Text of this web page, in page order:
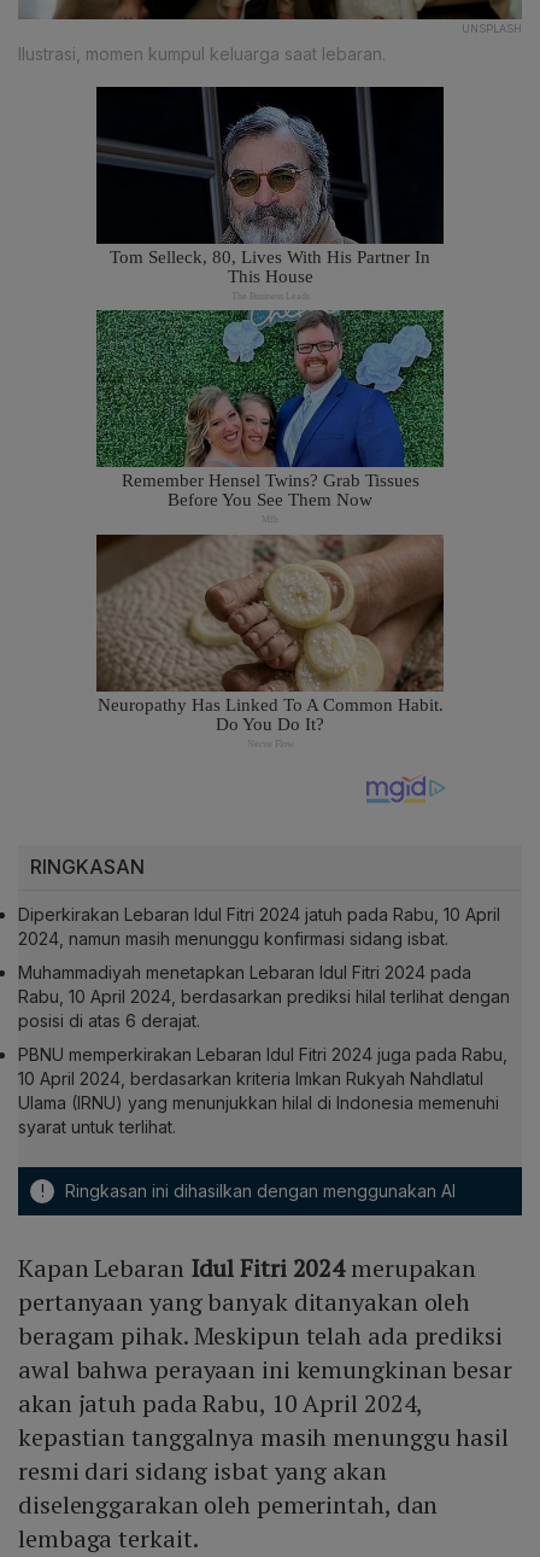
UNSPLASH
Ilustrasi, momen kumpul keluarga saat lebaran.
RINGKASAN
Diperkirakan Lebaran Idul Fitri 2024 jatuh pada Rabu, 10 April
2024, namun masih menunggu konfirmasi sidang isbat.
Muhammadiyah menetapkan Lebaran Idul Fitri 2024 pada
Rabu, 10 April 2024, berdasarkan prediksi hilal terlihat dengan
posisi di atas 6 derajat.
PBNU memperkirakan Lebaran Idul Fitri 2024 juga pada Rabu,
10 April 2024, berdasarkan kriteria Imkan Rukyah Nahdlatul
Ulama (IRNU) yang menunjukkan hilal di Indonesia memenuhi
syarat untuk terlihat.
! Ringkasan ini dihasilkan dengan menggunakan AI
Kapan Lebaran Idul Fitri 2024merupakan
pertanyaan yang banyak ditanyakan oleh
beragam pihak. Meskipun telah ada prediksi
awal bahwa perayaan ini kemungkinan besar
akan jatuh pada Rabu, 10 April 2024,
kepastian tanggalnya masih menunggu hasil
resmi dari sidang isbat yang akan
diselenggarakan oleh pemerintah, dan
lembaga terkait.